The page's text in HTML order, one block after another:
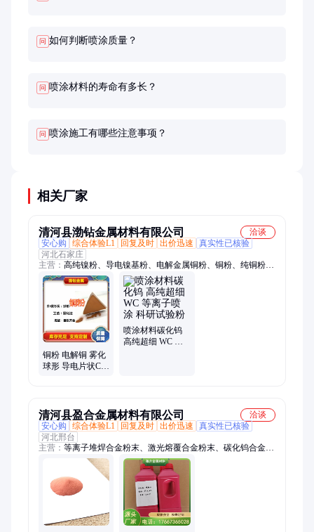
问 如何判断喷涂质量？
问 喷涂材料的寿命有多长？
问 喷涂施工有哪些注意事项？
相关厂家
清河县渤钻金属材料有限公司
洽谈
安心购
综合体验L1 回复及时 出价迅速
真实性已核验
河北石家庄
主营： 高纯镍粉、导电镍基粉、电解金属铜粉、铜粉、纯铜粉、
钨粉、钴粉、锡粉、铬粉、高纯铁粉、氧化铜粉、氧化铝粉、氧
化铬绿、铝粒、铝颗粒、不锈钢焊条、不锈钢焊丝、耐磨焊条、
耐磨焊丝、铸铁焊条、铝焊丝、钼粉、碳化钨粉、碳化硅粉、碳
化铬粉
铜粉 电解铜 雾化
球形 导电片状Cu
喷涂材料碳化钨
高纯超细 WC 等
清河县盈合金属材料有限公司
洽谈
安心购
综合体验L1 回复及时 出价迅速
真实性已核验
河北邢台
主营： 等离子堆焊合金粉末、激光熔覆合金粉末、碳化钨合金
粉、喷涂铜焊丝、金属工件涂层喷涂、镍基合金粉、铁基合金
粉、钴基合金粉、铝及铝合金焊丝、耐磨焊丝、不锈钢焊丝、种
种金属颗粒粉末、焊接车刀